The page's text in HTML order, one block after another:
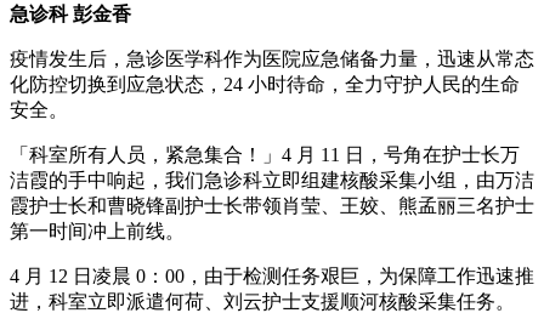
急诊科 彭金香
疫情发生后，急诊医学科作为医院应急储备力量，迅速从常态
化防控切换到应急状态，24 小时待命，全力守护人民的生命
安全。
「科室所有人员，紧急集合！」4 月 11 日，号角在护士长万
洁霞的手中响起，我们急诊科立即组建核酸采集小组，由万洁
霞护士长和曹晓锋副护士长带领肖莹、王姣、熊孟丽三名护士
第一时间冲上前线。
4 月 12 日凌晨 0：00，由于检测任务艰巨，为保障工作迅速推
进，科室立即派遣何荷、刘云护士支援顺河核酸采集任务。